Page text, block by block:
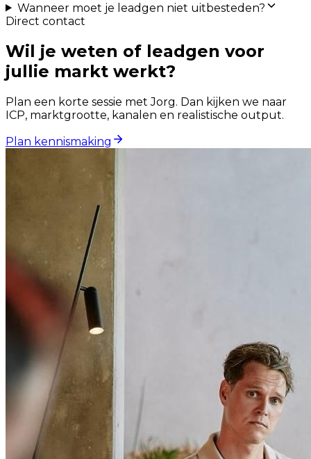
Wanneer moet je leadgen niet uitbesteden?
Direct contact
Wil je weten of leadgen voor
jullie markt werkt?
Plan een korte sessie met Jorg. Dan kijken we naar
ICP, marktgrootte, kanalen en realistische output.
Plan kennismaking